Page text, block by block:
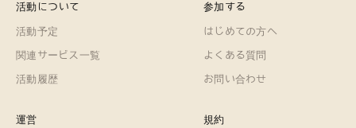
活動について
活動予定
関連サービス一覧
活動履歴
参加する
はじめての方へ
よくある質問
お問い合わせ
運営 規約